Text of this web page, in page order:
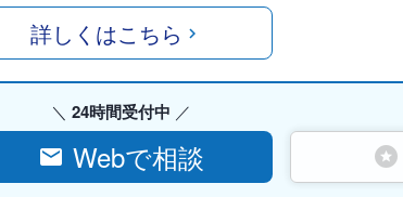
詳しくはこちら
24時間受付中
Webで相談